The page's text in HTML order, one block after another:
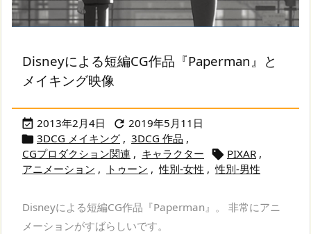
Disneyによる短編CG作品『Paperman』と
メイキング映像
 2013年2月4日  2019年5月11日
 3DCG メイキング , 3DCG 作品 ,
CGプロダクション関連 , キャラクター  PIXAR ,
アニメーション , トゥーン , 性別-女性 , 性別-男性
Disneyによる短編CG作品『Paperman』。 非常にアニ
メーションがすばらしいです。